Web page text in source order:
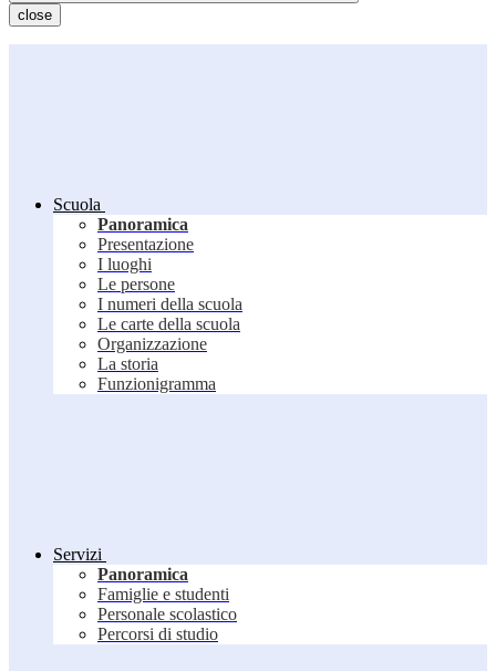
close
Scuola
Panoramica
Presentazione
I luoghi
Le persone
I numeri della scuola
Le carte della scuola
Organizzazione
La storia
Funzionigramma
Servizi
Panoramica
Famiglie e studenti
Personale scolastico
Percorsi di studio